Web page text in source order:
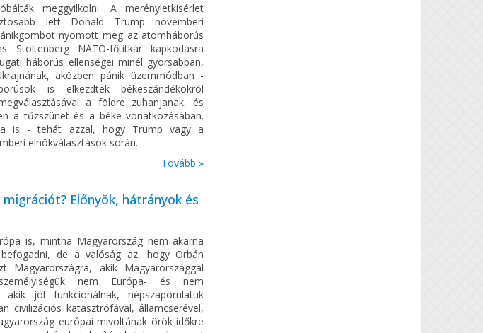
meggyilkolni. A merényletkísérlet
lett Donald Trump novemberi
nyomott meg az atomháborús
Stoltenberg NATO-főtitkár kapkodásra
háborús ellenségei minél gyorsabban,
aközben pánik üzemmódban -
is elkezdtek békeszándékokról
a földre zuhanjanak, és
a tűzszünet és a béke vonatkozásában.
is - tehát azzal, hogy Trump vagy a
elnökválasztások során.
Tovább »
Előnyök, hátrányok és
is, mintha Magyarország nem akarna
de a valóság az, hogy Orbán
akik Magyarországgal
nem Európa- és nem
akik jól funkcionálnak, népszaporulatuk
civilizációs katasztrófával, államcserével,
európai mivoltának örök időkre